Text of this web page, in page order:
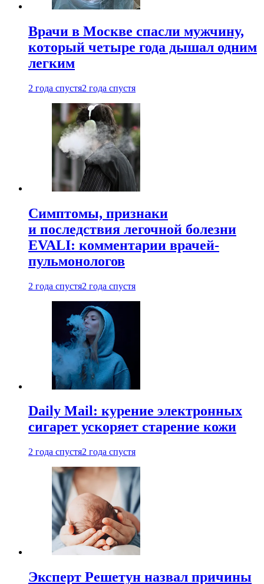
Врачи в Москве спасли мужчину,
который четыре года дышал одним
легким
2 года спустя2 года спустя
Симптомы, признаки
и последствия легочной болезни
EVALI: комментарии врачей-
пульмонологов
2 года спустя2 года спустя
Daily Mail: курение электронных
сигарет ускоряет старение кожи
2 года спустя2 года спустя
Эксперт Решетун назвал причины